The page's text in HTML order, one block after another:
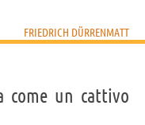
FRIEDRICH DÜRRENMATT
come un cattivo